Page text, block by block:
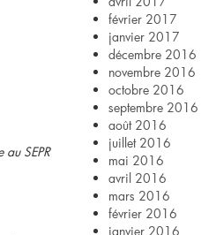
SEPR
février 2017
janvier 2017
décembre 2016
novembre 2016
octobre 2016
septembre 2016
août 2016
juillet 2016
mai 2016
avril 2016
mars 2016
février 2016
janvier 2016